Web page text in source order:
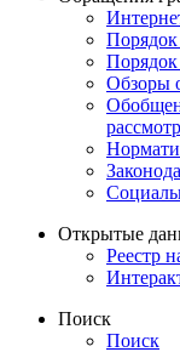
Обзоры
Открытые
Реестр
Поиск
Поиск